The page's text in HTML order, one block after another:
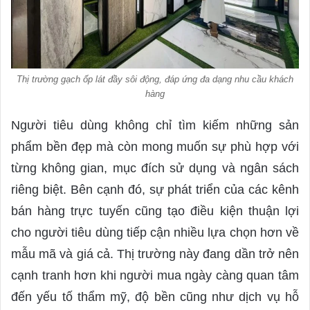
Thị trường gạch ốp lát đầy sôi động, đáp ứng đa dạng nhu cầu khách
hàng
Người tiêu dùng không chỉ tìm kiếm những sản
phẩm bền đẹp mà còn mong muốn sự phù hợp với
từng không gian, mục đích sử dụng và ngân sách
riêng biệt. Bên cạnh đó, sự phát triển của các kênh
bán hàng trực tuyến cũng tạo điều kiện thuận lợi
cho người tiêu dùng tiếp cận nhiều lựa chọn hơn về
mẫu mã và giá cả. Thị trường này đang dần trở nên
cạnh tranh hơn khi người mua ngày càng quan tâm
đến yếu tố thẩm mỹ, độ bền cũng như dịch vụ hỗ